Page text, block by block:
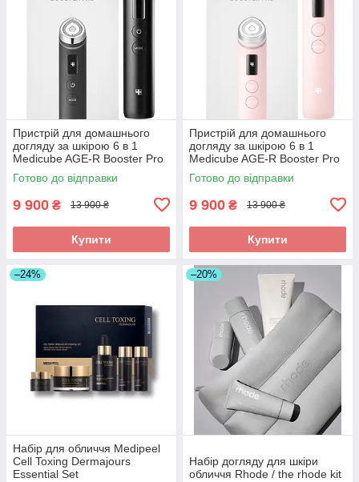
Пристрій для домашнього
догляду за шкірою 6 в 1
Medicube AGE-R Booster Pro
Готово до відправки
9 900 ₴ 13 900 ₴
Купити
Пристрій для домашнього
догляду за шкірою 6 в 1
Medicube AGE-R Booster Pro
Готово до відправки
9 900 ₴ 13 900 ₴
Купити
–24%
Набір для обличчя Medipeel
Cell Toxing Dermajours
Essential Set
–20%
Набір догляду для шкіри
обличчя Rhode / the rhode kit